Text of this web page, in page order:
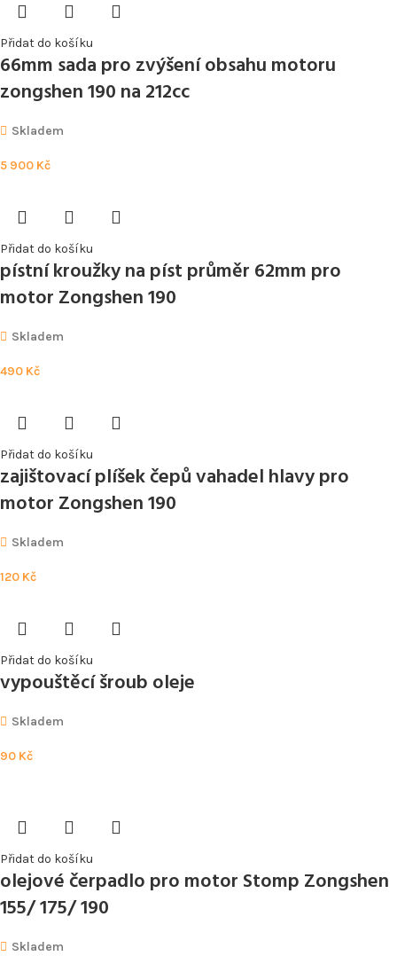
Přidat do košíku
66mm sada pro zvýšení obsahu motoru
zongshen 190 na 212cc
Skladem
5 900 Kč
Přidat do košíku
pístní kroužky na píst průměr 62mm pro
motor Zongshen 190
Skladem
490 Kč
Přidat do košíku
zajištovací plíšek čepů vahadel hlavy pro
motor Zongshen 190
Skladem
120 Kč
Přidat do košíku
vypouštěcí šroub oleje
Skladem
90 Kč
Přidat do košíku
olejové čerpadlo pro motor Stomp Zongshen
155/ 175/ 190
Skladem